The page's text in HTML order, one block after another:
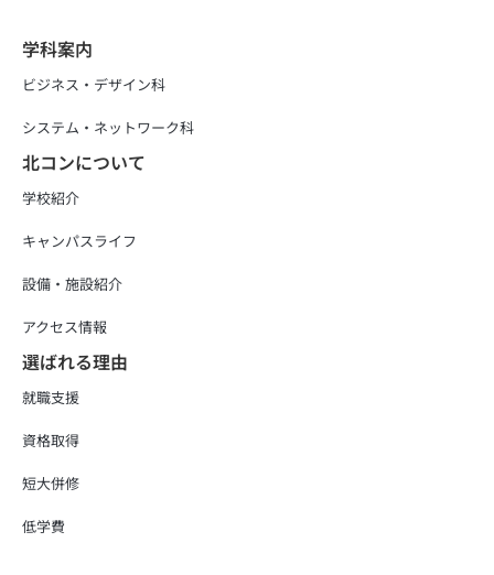
学科案内
ビジネス・デザイン科
システム・ネットワーク科
北コンについて
学校紹介
キャンパスライフ
設備・施設紹介
アクセス情報
選ばれる理由
就職支援
資格取得
短大併修
低学費